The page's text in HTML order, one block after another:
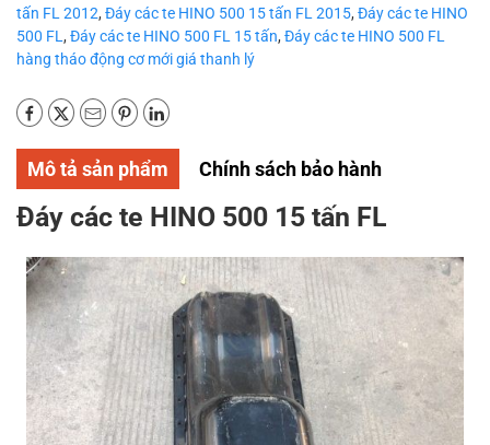
tấn FL 2012, Đáy các te HINO 500 15 tấn FL 2015, Đáy các te HINO
500 FL , Đáy các te HINO 500 FL 15 tấn, Đáy các te HINO 500 FL
hàng tháo động cơ mới giá thanh lý
Mô tả sản phẩm Chính sách bảo hành
Đáy các te HINO 500 15 tấn FL